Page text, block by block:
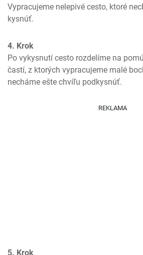
Vypracujeme nelepivé cesto, ktoré
kysnúť.
4. Krok
Po vykysnutí cesto rozdelíme na
častí, z ktorých vypracujeme malé
necháme ešte chvíľu podkysnúť.
REKLAMA
5. Krok